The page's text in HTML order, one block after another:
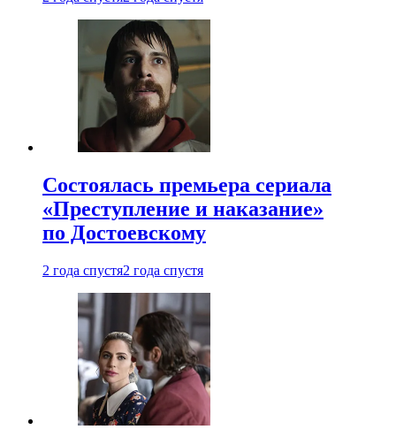
Состоялась премьера сериала
«Преступление и наказание»
по Достоевскому
2 года спустя2 года спустя